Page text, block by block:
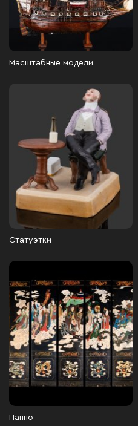
Масштабные модели
Статуэтки
Панно